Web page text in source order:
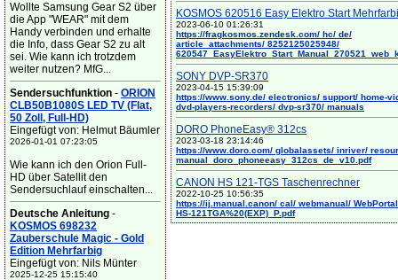
Wollte Samsung Gear S2 über
die App "WEAR" mit dem
Handy verbinden und erhalte
die Info, dass Gear S2 zu alt
sei. Wie kann ich trotzdem
weiter nutzen? MfG...
Sendersuchfunktion - ORION
CLB50B1080S LED TV (Flat,
50 Zoll, Full-HD)
Eingefügt von: Helmut Bäumler
2026-01-01 07:23:05
Wie kann ich den Orion Full-
HD über Satellit den
Sendersuchlauf einschalten...
Deutsche Anleitung -
KOSMOS 698232
Zauberschule Magic - Gold
Edition Mehrfarbig
Eingefügt von: Nils Münter
2025-12-25 15:15:40
KOSMOS 620516 Easy Elektro Start
2023-06-10 01:26:31
https://fragkosmos.zendesk.com/ hc/ de/
article_attachments/ 8252125025948/
SONY DVP-SR370
2023-04-15 15:39:09
https://www.sony.de/ electronics/ support/ home-
dvd-players-recorders/ dvp-sr370/ manuals
DORO PhoneEasy® 312cs
2023-03-18 23:14:46
https://www.doro.com/ globalassets/ inriver/
manual_doro_phoneeasy_312cs_de_v10.pdf
CANON HS 121-TGS Taschenrechner
2022-10-25 10:56:35
https://ij.manual.canon/ cal/ webmanual/
HS-121TGA%20(EXP)_P.pdf